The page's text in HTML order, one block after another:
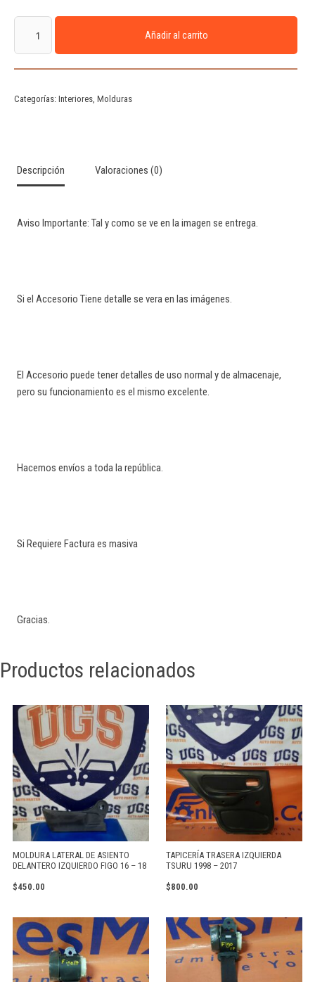
Añadir al carrito
Categorías: Interiores Molduras
Descripción Valoraciones (0)
Aviso Importante: Tal y como se ve en la imagen se entrega.
Si el Accesorio Tiene detalle se vera en las imágenes.
El Accesorio puede tener detalles de uso normal y de almacenaje,
pero su funcionamiento es el mismo excelente.
Hacemos envíos a toda la república.
Si Requiere Factura es masiva
Gracias.
Productos relacionados
MOLDURA LATERAL DE ASIENTO
DELANTERO IZQUIERDO FIGO 16 – 18
$450.00
TAPICERÍA TRASERA IZQUIERDA
TSURU 1998 – 2017
$800.00